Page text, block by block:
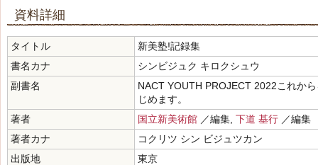
資料詳細
タイトル
新美塾!記録集
書名カナ
シンビジュク キロクシュウ
副書名
NACT YOUTH PROJECT 2022これか
じめます。
著者
国立新美術館 ／編集, 下道 基行 ／編集
著者カナ
コクリツ シン ビジュツカン
出版地
東京